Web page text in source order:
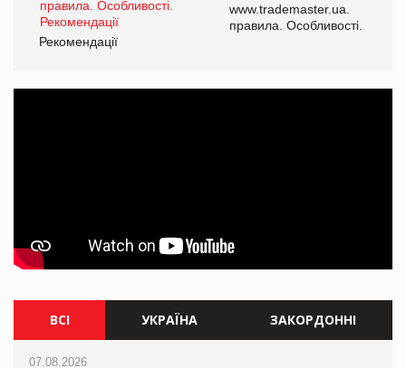
www.trademaster.ua.
правила. Особливості.
Рекомендації
ВСІ УКРАЇНА ЗАКОРДОННІ
07.08.2026
07.08.2026
07.08.2026